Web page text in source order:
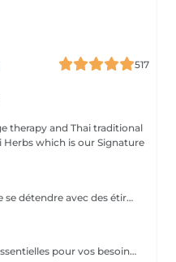
517
therapy and Thai traditional
which is our Signature
Soulage les tensions et permet de se détendre avec des étirements délicats de votre corps pour améliorer la mobilité et la flexibilité, suivie par les techniques de massage thaï par des pressions, sans utilisation dhuile.
On choisira un mélange dhuiles essentielles pour vos besoins physiques. Un massage thérapeutique à laide dune technique spéciale pour vider les poches de liquide lymphatique et de rétention deau. Ce traitement est conçu pour aider à stimuler la circulation et daccroître la capacité du corps à éliminer les toxines et à absorber les éléments nutritifs. Vos huiles essentielles préférées peuvent être sélectionnées à votre arrivée.